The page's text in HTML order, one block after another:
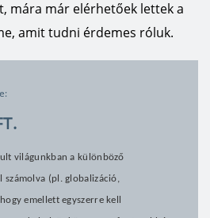
mára már elérhetőek lettek a
amit tudni érdemes róluk.
világunkban a különböző
számolva (pl. globalizáció,
emellett egyszerre kell